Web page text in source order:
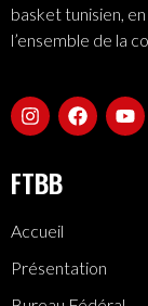
basket tunisien,
l’ensemble de la
FTBB
Accueil
Présentation